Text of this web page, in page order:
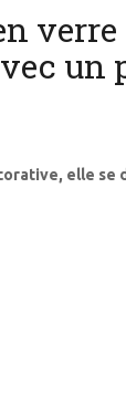
verre
un
elle se